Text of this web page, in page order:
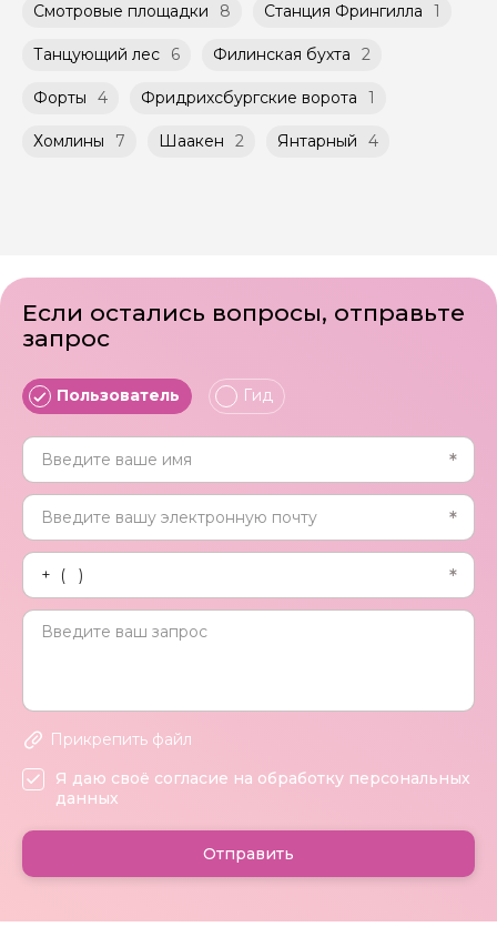
Смотровые площадки 8 Станция Фрингилла 1
Танцующий лес 6 Филинская бухта 2
Форты 4 Фридрихсбургские ворота 1
Хомлины 7 Шаакен 2 Янтарный 4
Если остались вопросы, отправьте
запрос
Пользователь Гид
Прикрепить файл
Я даю своё согласие на обработку персональных
данных
Отправить